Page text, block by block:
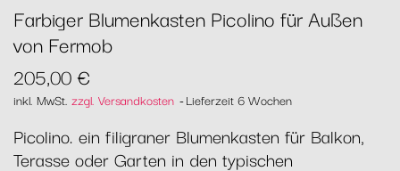
Farbiger Blumenkasten Picolino für Außen
von Fermob
205,00 €
inkl. MwSt. zzgl. Versandkosten Lieferzeit 6 Wochen
Picolino. ein filigraner Blumenkasten für Balkon,
Terasse oder Garten in den typischen